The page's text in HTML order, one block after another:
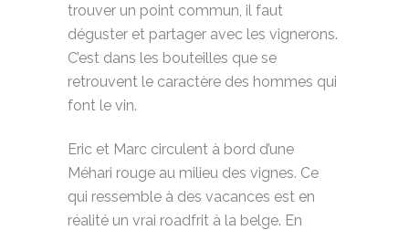
trouver un point commun, il faut
déguster et partager avec les vignerons.
C’est dans les bouteilles que se
retrouvent le caractère des hommes qui
font le vin.
Eric et Marc circulent à bord d’une
Méhari rouge au milieu des vignes. Ce
qui ressemble à des vacances est en
réalité un vrai roadfrit à la belge. En